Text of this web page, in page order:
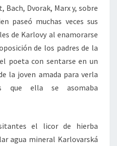
Dvorak, Marx y, sobre
paseó muchas veces sus
de Karlovy al enamorarse
de los padres de la
poeta con sentarse en un
la joven amada para verla
que ella se asomaba
el licor de hierba
agua mineral Karlovarská